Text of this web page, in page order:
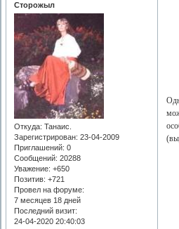
Сторожыл
Откуда: Танаис.
Зарегистрирован: 23-04-2009
Приглашений: 0
Сообщений: 20288
Уважение: +650
Позитив: +721
Провел на форуме:
7 месяцев 18 дней
Последний визит:
24-04-2020 20:40:03